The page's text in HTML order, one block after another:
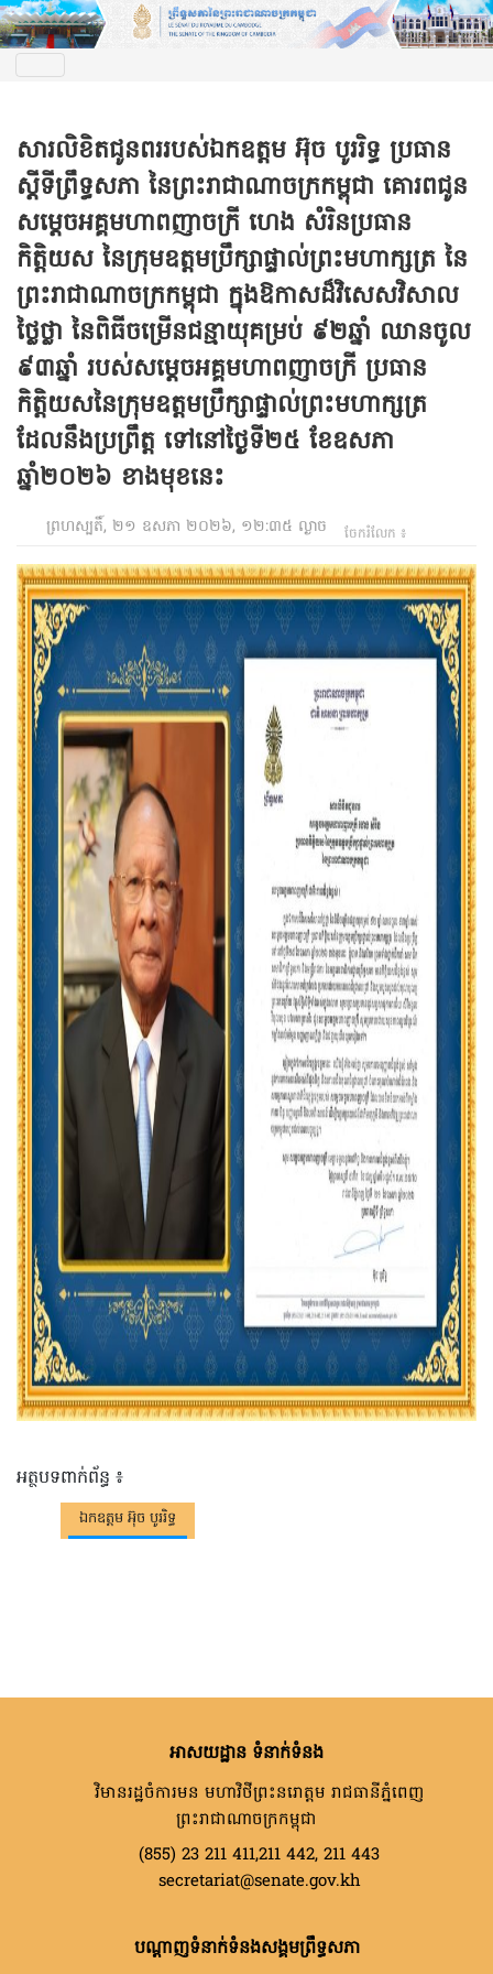
សារលិខិតជូនពររបស់ឯកឧត្តម អ៊ុច បូររិទ្ធ ប្រធាន
ស្តីទីព្រឹទ្ធសភា នៃព្រះរាជាណាចក្រកម្ពុជា គោរពជូន
សម្តេចអគ្គមហាពញាចក្រី ហេង សំរិនប្រធាន
កិត្តិយស នៃក្រុមឧត្តមប្រឹក្សាផ្ទាល់ព្រះមហាក្សត្រ នៃ
ព្រះរាជាណាចក្រកម្ពុជា ក្នុងឱកាសដ៏វិសេសវិសាល
ថ្លៃថ្លា នៃពិធីចម្រើនជន្មាយុគម្រប់ ៩២ឆ្នាំ ឈានចូល
៩៣ឆ្នាំ របស់សម្តេចអគ្គមហាពញាចក្រី ប្រធាន
កិត្តិយសនៃក្រុមឧត្តមប្រឹក្សាផ្ទាល់ព្រះមហាក្សត្រ
ដែលនឹងប្រព្រឹត្ត ទៅនៅថ្ងៃទី២៥ ខែឧសភា
ឆ្នាំ២០២៦ ខាងមុខនេះ
ព្រហស្បតិ៍, ២១ ឧសភា ២០២៦, ១២:៣៥ ល្ងាច ចែករំលែក ៖
អត្ថបទពាក់ព័ន្ធ ៖
ឯកឧត្តម អ៊ុច បូររិទ្ធ
អាសយដ្ឋាន ទំនាក់ទំនង
វិមានរដ្ឋចំការមន មហាវិថីព្រះនរោត្តម រាជធានីភ្នំពេញ
ព្រះរាជាណាចក្រកម្ពុជា
(855) 23 211 411,211 442, 211 443
secretariat@senate.gov.kh
បណ្តាញទំនាក់ទំនងសង្គមព្រឹទ្ធសភា